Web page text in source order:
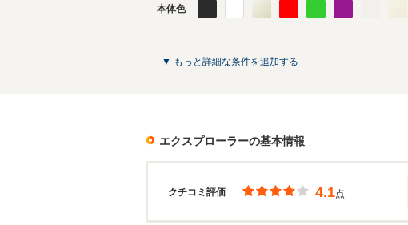
本体色
▼ もっと詳細な条件を追加する
エクスプローラーの基本情報
クチコミ評価 4.1点